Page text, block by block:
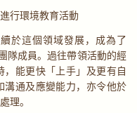
行環境教育活動
於這個領域發展，成為了
隊成員。過往帶領活動的經
能更快「上手」及更有自
通及應變能力，亦令他於
理。